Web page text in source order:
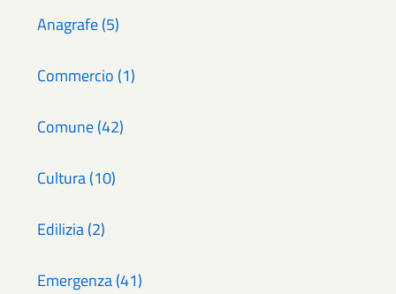
Anagrafe (5)
Commercio (1)
Comune (42)
Cultura (10)
Edilizia (2)
Emergenza (41)